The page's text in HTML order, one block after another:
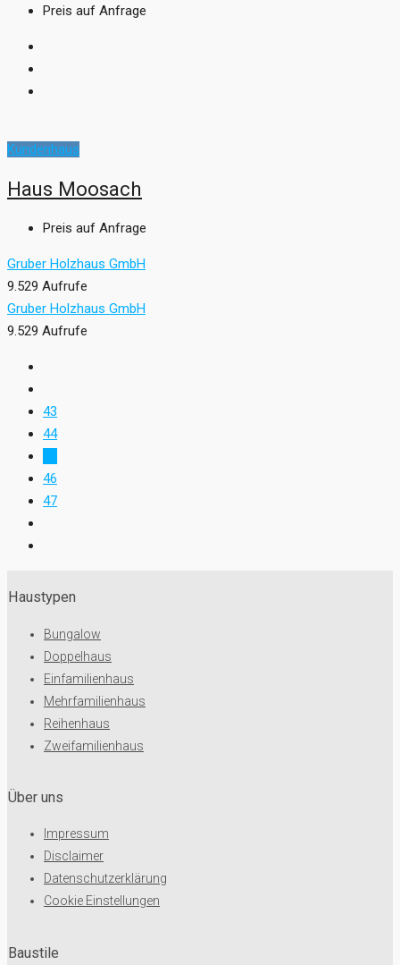
Preis auf Anfrage
Kundenhaus
Haus Moosach
Preis auf Anfrage
Gruber Holzhaus GmbH
9.529 Aufrufe
Gruber Holzhaus GmbH
9.529 Aufrufe
43
44
46
47
Haustypen
Bungalow
Doppelhaus
Einfamilienhaus
Mehrfamilienhaus
Reihenhaus
Zweifamilienhaus
Baustile
Über uns
Impressum
Disclaimer
Datenschutzerklärung
Cookie Einstellungen